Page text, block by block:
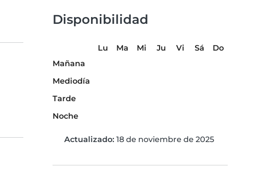
Disponibilidad
Lu Ma Mi Ju Vi Sá
Do
Mañana
Mediodía
Tarde
Noche
Actualizado: 18 de noviembre de 2025